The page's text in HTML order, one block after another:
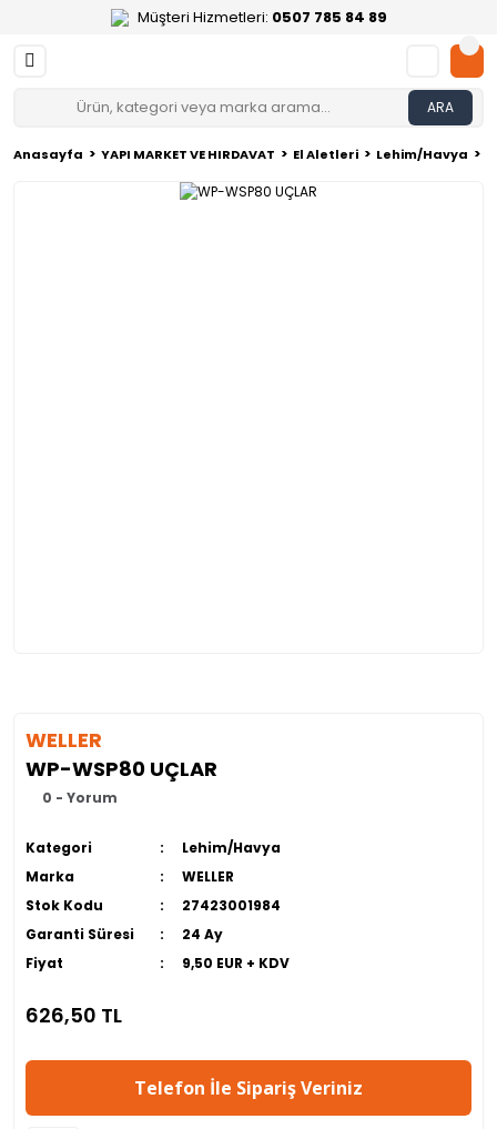
Müşteri Hizmetleri: 0507 785 84 89
ARA
Anasayfa YAPI MARKET VE HIRDAVAT El Aletleri Lehim/Havya
WELLER
WP-WSP80 UÇLAR
0 - Yorum
Kategori
Lehim/Havya
Marka
WELLER
Stok Kodu
27423001984
Garanti Süresi
24 Ay
Fiyat
9,50 EUR + KDV
626,50 TL
Telefon İle Sipariş Veriniz